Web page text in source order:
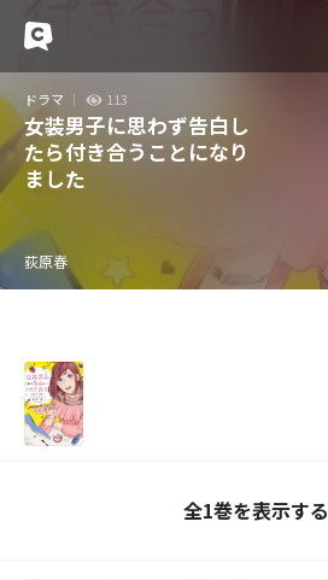
ドラマ 113
女装男子に思わず告白し
たら付き合うことになり
ました
荻原春
全1巻を表示する